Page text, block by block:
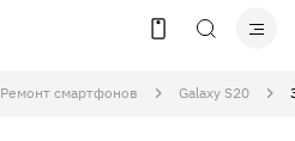
Ремонт смартфонов Galaxy S20